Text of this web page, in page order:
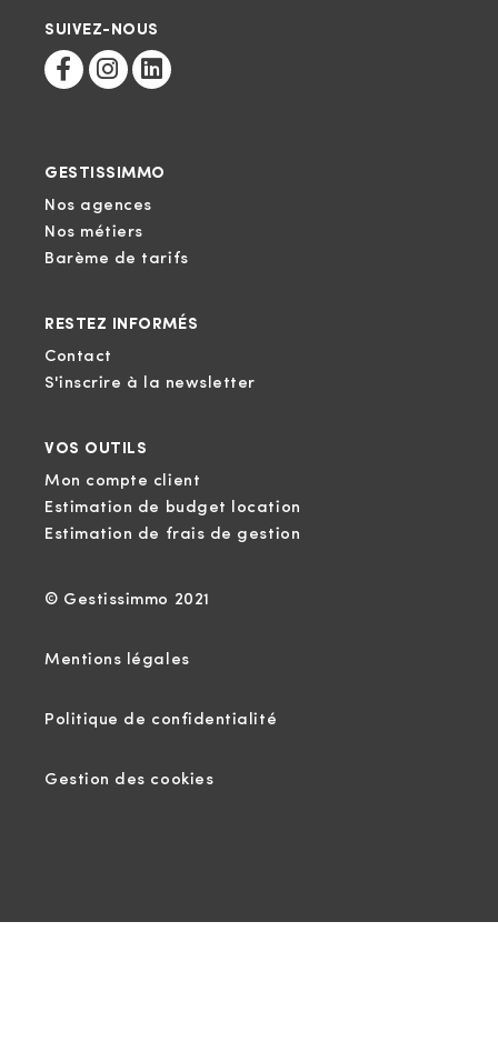
SUIVEZ-NOUS
GESTISSIMMO
Nos agences
Nos métiers
Barème de tarifs
RESTEZ INFORMÉS
Contact
S'inscrire à la newsletter
VOS OUTILS
Mon compte client
Estimation de budget location
Estimation de frais de gestion
© Gestissimmo 2021
Mentions légales
Politique de confidentialité
Gestion des cookies